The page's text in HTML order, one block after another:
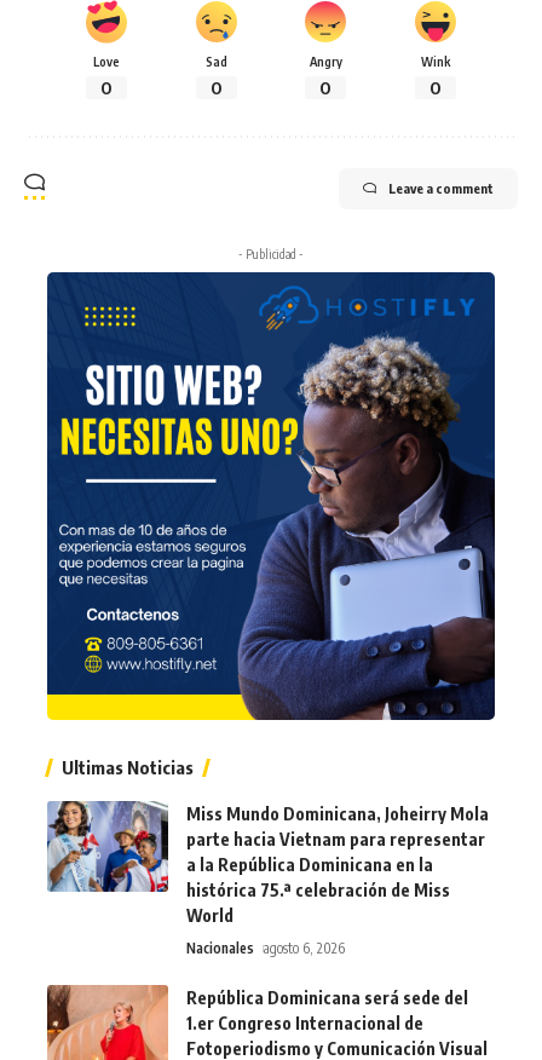
Love
0
Sad
0
Angry
0
Wink
0
Leave a comment
- Publicidad -
Ultimas Noticias
Miss Mundo Dominicana, Joheirry Mola
parte hacia Vietnam para representar
a la República Dominicana en la
histórica 75.ª celebración de Miss
World
Nacionales agosto 6, 2026
República Dominicana será sede del
1.er Congreso Internacional de
Fotoperiodismo y Comunicación Visual